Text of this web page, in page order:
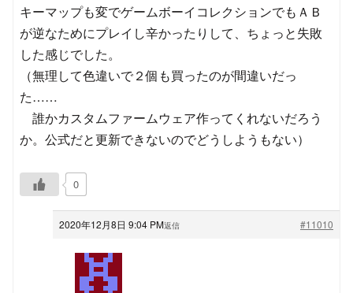
キーマップも変でゲームボーイコレクションでもＡＢ
が逆なためにプレイし辛かったりして、ちょっと失敗
した感じでした。
（無理して色違いで２個も買ったのが間違いだっ
た……
誰かカスタムファームウェア作ってくれないだろう
か。公式だと更新できないのでどうしようもない）
0
2020年12月8日 9:04 PM #11010
返信